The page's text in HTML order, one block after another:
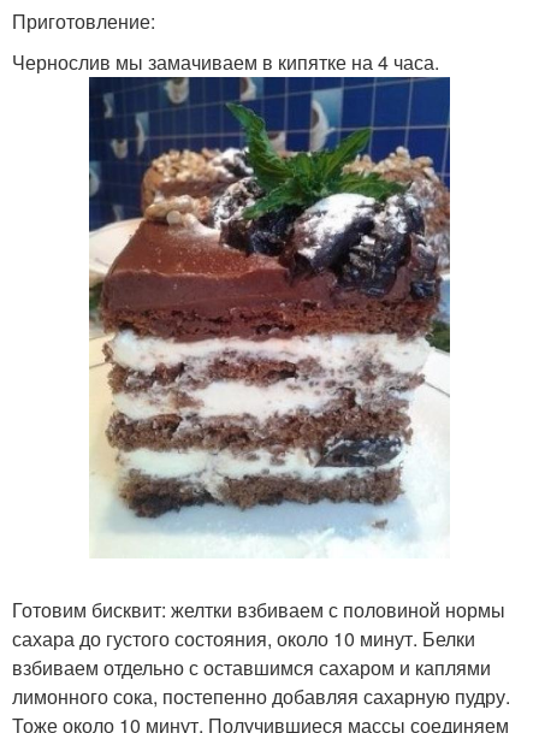
Приготовление:
Чернослив мы замачиваем в кипятке на 4 часа.
Готовим бисквит: желтки взбиваем с половиной нормы
сахара до густого состояния, около 10 минут. Белки
взбиваем отдельно с оставшимся сахаром и каплями
лимонного сока, постепенно добавляя сахарную пудру.
Тоже около 10 минут. Получившиеся массы соединяем